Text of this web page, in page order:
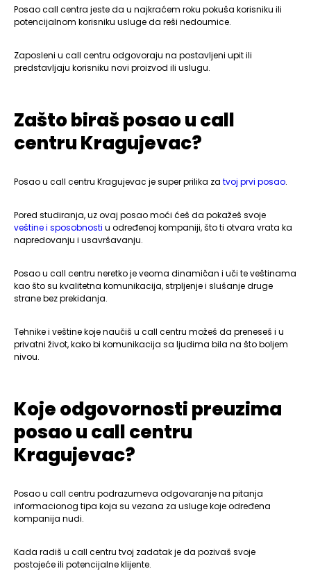
Posao call centra jeste da u najkraćem roku pokuša korisniku ili
potencijalnom korisniku usluge da reši nedoumice.
Zaposleni u call centru odgovoraju na postavljeni upit ili
predstavljaju korisniku novi proizvod ili uslugu.
Zašto biraš posao u call
centru Kragujevac?
Posao u call centru Kragujevac je super prilika za tvoj prvi posao.
Pored studiranja, uz ovaj posao moći ćeš da pokažeš svoje
veštine i sposobnosti u određenoj kompaniji, što ti otvara vrata ka
napredovanju i usavršavanju.
Posao u call centru neretko je veoma dinamičan i uči te veštinama
kao što su kvalitetna komunikacija, strpljenje i slušanje druge
strane bez prekidanja.
Tehnike i veštine koje naučiš u call centru možeš da preneseš i u
privatni život, kako bi komunikacija sa ljudima bila na što boljem
nivou.
Koje odgovornosti preuzima
posao u call centru
Kragujevac?
Posao u call centru podrazumeva odgovaranje na pitanja
informacionog tipa koja su vezana za usluge koje određena
kompanija nudi.
Kada radiš u call centru tvoj zadatak je da pozivaš svoje
postojeće ili potencijalne klijente.